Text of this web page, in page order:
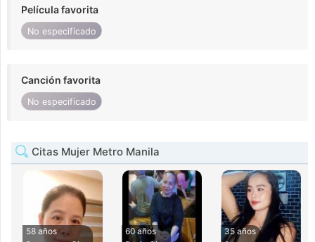
Película favorita
No especificado
Canción favorita
No especificado
Citas Mujer Metro Manila
58 años
60 años
35 años